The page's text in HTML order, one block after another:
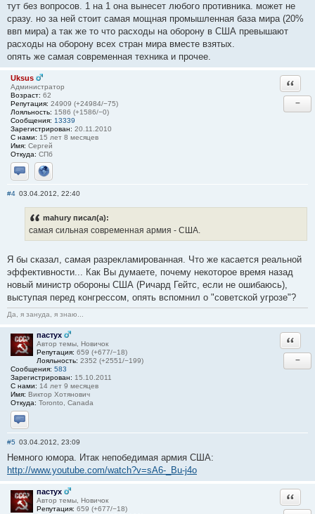
тут без вопросов. 1 на 1 она вынесет любого противника. может не
сразу. но за ней стоит самая мощная промышленная база мира (20%
ввп мира) а так же то что расходы на оборону в США превышают
расходы на оборону всех стран мира вместе взятых.
опять же самая современная техника и прочее.
Uksus
Администратор
Возраст: 62
Репутация: 24909 (+24984/−75)
Лояльность: 1586 (+1586/−0)
Сообщения: 13339
Зарегистрирован: 20.11.2010
С нами: 15 лет 8 месяцев
Имя: Сергей
Откуда: СПб
Отправить личное сообщение
Сайт
−
#4 03.04.2012, 22:40
mahury писал(а):
самая сильная современная армия - США.
Я бы сказал, самая разрекламированная. Что же касается реальной
эффективности... Как Вы думаете, почему некоторое время назад
новый министр обороны США (Ричард Гейтс, если не ошибаюсь),
выступая перед конгрессом, опять вспомнил о "советской угрозе"?
Да, я зануда, я знаю...
пастух
Автор темы, Новичок
Репутация: 659 (+677/−18)
Лояльность: 2352 (+2551/−199)
Сообщения: 583
Зарегистрирован: 15.10.2011
С нами: 14 лет 9 месяцев
Имя: Виктор Хотянович
Откуда: Toronto, Canada
Отправить личное сообщение
−
#5 03.04.2012, 23:09
Немного юмора. Итак непобедимая армия США:
http://www.youtube.com/watch?v=sA6-_Bu-j4o
пастух
Автор темы, Новичок
Репутация: 659 (+677/−18)